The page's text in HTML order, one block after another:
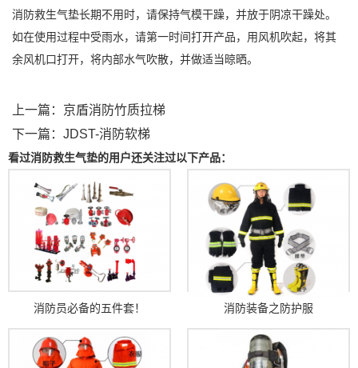
消防救生气垫长期不用时，请保持气模干躁，并放于阴凉干躁处。
如在使用过程中受雨水，请第一时间打开产品，用风机吹起，将其
余风机口打开，将内部水气吹散，并做适当晾晒。
上一篇： 京盾消防竹质拉梯
下一篇： JDST-消防软梯
看过消防救生气垫的用户还关注过以下产品：
消防员必备的五件套！ 消防装备之防护服